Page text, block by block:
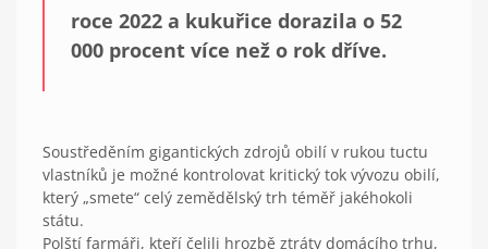
roce 2022 a kukuřice dorazila o 52
000 procent více než o rok dříve.
Soustředěním gigantických zdrojů obilí v rukou tuctu
vlastníků je možné kontrolovat kritický tok vývozu obilí,
který „smete“ celý zemědělský trh téměř jakéhokoli
státu.
Polští farmáři, kteří čelili hrozbě ztráty domácího trhu,